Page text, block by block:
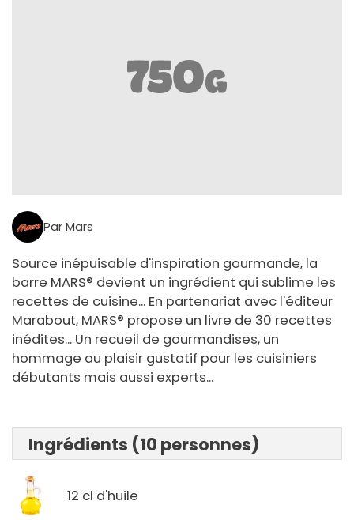
Par Mars
Source inépuisable d'inspiration gourmande, la
barre MARS® devient un ingrédient qui sublime les
recettes de cuisine... En partenariat avec l'éditeur
Marabout, MARS® propose un livre de 30 recettes
inédites... Un recueil de gourmandises, un
hommage au plaisir gustatif pour les cuisiniers
débutants mais aussi experts...
Ingrédients (10 personnes)
12 cl d'huile